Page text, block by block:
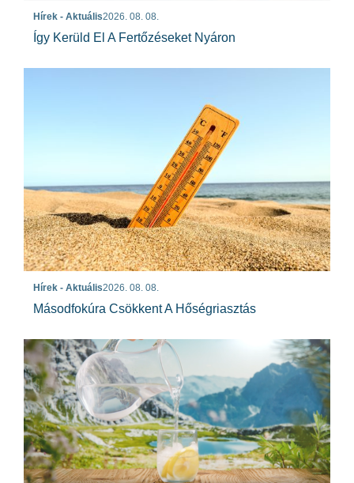
Hírek - Aktuális2026. 08. 08.
Így Kerüld El A Fertőzéseket Nyáron
Hírek - Aktuális2026. 08. 08.
Másodfokúra Csökkent A Hőségriasztás